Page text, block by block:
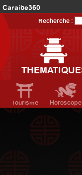
Caraibe360
AmériqueDuNord360
Recherche :
Tourisme Horoscope